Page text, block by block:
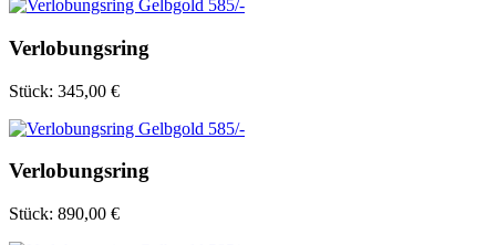
Verlobungsring
Stück: 345,00 €
Verlobungsring
Stück: 890,00 €